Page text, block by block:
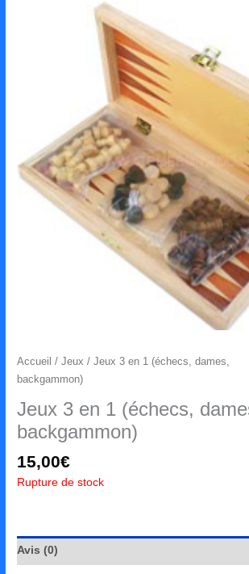
Accueil /Jeux / Jeux 3 en 1 (échecs, dames,
backgammon)
Jeux 3 en 1 (échecs,
backgammon)
15,00€
Rupture de stock
Avis (0)